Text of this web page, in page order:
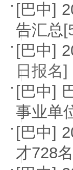
[巴中]
告汇总
[巴中]
日报名]
[巴中]
事业单
[巴中]
才728